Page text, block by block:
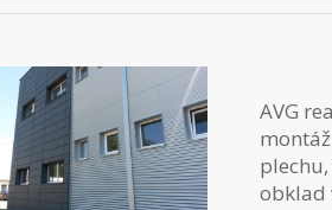
AVG
plechu,
obklad